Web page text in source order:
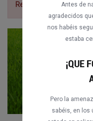
Regístrate gratispara
Antes de
agradecidos
nos habéis
estaba
¡QUE
Pero la
sabéis, en los